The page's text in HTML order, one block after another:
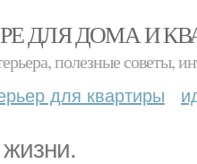
ДЛЯ ДОМА И
полезные советы,
для квартиры